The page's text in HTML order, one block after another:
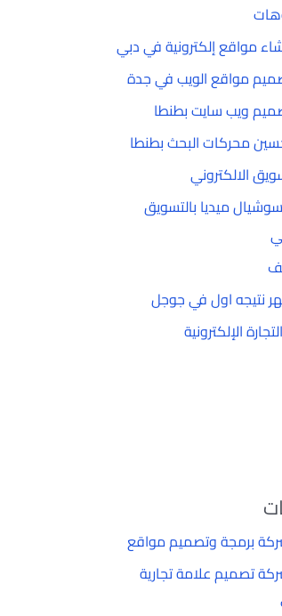
مواقع إلكترونية في دبي
مواقع الويب في جدة
ويب سايت بطنطا
محركات البحث بطنطا
الالكتروني
ميديا بالتسويق
نتيجه اول في جوجل
الإلكترونية
برمجة وتصميم مواقع
تصميم علامة تجارية